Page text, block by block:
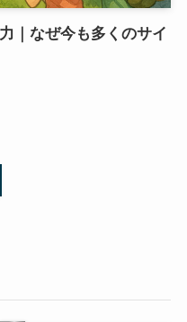
｜なぜ今も多くのサイ